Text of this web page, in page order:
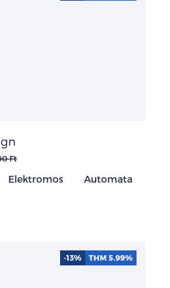
Ft
Elektromos
Automata
-13% THM 5.99%